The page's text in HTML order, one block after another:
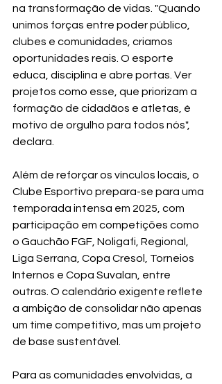
na transformação de vidas. "Quando
unimos forças entre poder público,
clubes e comunidades, criamos
oportunidades reais. O esporte
educa, disciplina e abre portas. Ver
projetos como esse, que priorizam a
formação de cidadãos e atletas, é
motivo de orgulho para todos nós",
declara.
Além de reforçar os vínculos locais, o
Clube Esportivo prepara-se para uma
temporada intensa em 2025, com
participação em competições como
o Gauchão FGF, Noligafi, Regional,
Liga Serrana, Copa Cresol, Torneios
Internos e Copa Suvalan, entre
outras. O calendário exigente reflete
a ambição de consolidar não apenas
um time competitivo, mas um projeto
de base sustentável.
Para as comunidades envolvidas, a